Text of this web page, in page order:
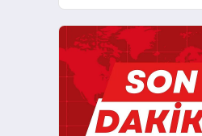
İLKYARDIM EĞİTİCİ
MURAT CAN FİDAN’A